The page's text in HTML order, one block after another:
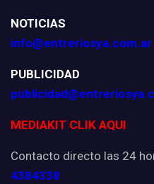
NOTICIAS
info@entreriosya.com.ar
PUBLICIDAD
MEDIAKIT CLIK AQUI
Contacto directo las 24
4384338